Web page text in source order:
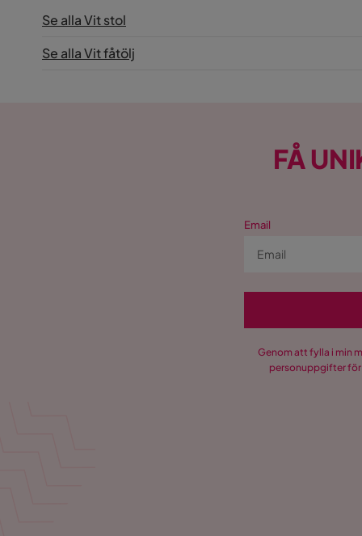
Se alla Vit stol
Se alla Vit fåtölj
FÅ
Email
Genom att fylla i min
personuppgifter för